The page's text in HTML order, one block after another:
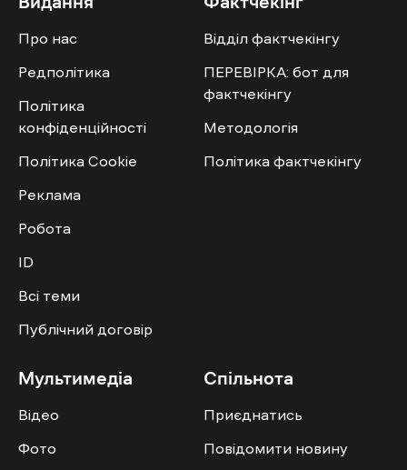
Про нас
Редполітика
Політика
конфіденційності
Політика Cookie
Реклама
Робота
ID
Всі теми
Публічний договір
Відділ фактчекінгу
ПЕРЕВІРКА: бот для
фактчекінгу
Методологія
Політика фактчекінгу
Мультимедіа
Відео
Фото
Спільнота
Приєднатись
Повідомити новину